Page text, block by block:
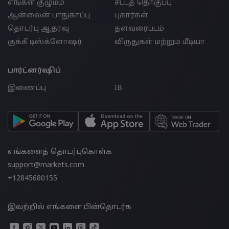
எங்கள் குழுமம்
சட்டத் தொகுப்பு
ஆன்லைன் பாதுகாப்பு
புகார்கள்
தொடர்பு ஆதரவு
தளவரைபடம்
குக்கீ டிஸ்க்ளோஷர்
விருதுகள் மற்றும் மீடியா
பார்ட்னர்ஷிப்
இணைப்பு
IB
எங்களைத் தொடர்புகொள்க
support@markets.com
+12845680155
இவற்றில் எங்களை பின்தொடர்க